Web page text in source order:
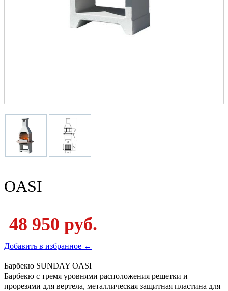
OASI
48 950 руб.
Добавить в избранное ←
Барбекю SUNDAY OASI
Барбекю с тремя уровнями расположения решетки и
прорезями для вертела, металлическая защитная пластина для